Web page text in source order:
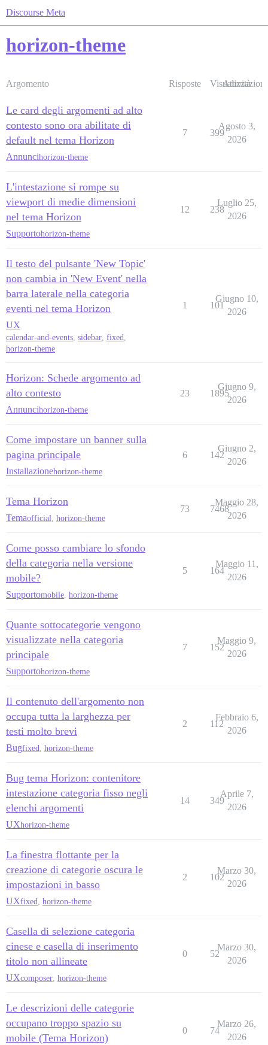
Discourse Meta
horizon-theme
Argomento Risposte Visualizzazioni
Attività
Le card degli argomenti ad alto
contesto sono ora abilitate di
default nel tema Horizon
Annuncihorizon-theme
7 399
Agosto 3,
2026
L'intestazione si rompe su
viewport di medie dimensioni
nel tema Horizon
Supportohorizon-theme
12 238
Luglio 25,
2026
Il testo del pulsante 'New Topic'
non cambia in 'New Event' nella
barra laterale nella categoria
eventi nel tema Horizon
UX
calendar-and-events, sidebar, fixed,
horizon-theme
1 101
Giugno 10,
2026
Horizon: Schede argomento ad
alto contesto
Annuncihorizon-theme
23 1895
Giugno 9,
2026
Come impostare un banner sulla
pagina principale
Installazionehorizon-theme
6 142
Giugno 2,
2026
Tema Horizon
Temaofficial horizon-theme
73 7468
Maggio 28,
2026
Come posso cambiare lo sfondo
della categoria nella versione
mobile?
Supportomobile horizon-theme
5 164
Maggio 11,
2026
Quante sottocategorie vengono
visualizzate nella categoria
principale
Supportohorizon-theme
7 152
Maggio 9,
2026
Il contenuto dell'argomento non
occupa tutta la larghezza per
testi molto brevi
Bugfixed horizon-theme
2 112
Febbraio 6,
2026
Bug tema Horizon: contenitore
intestazione categoria fisso negli
elenchi argomenti
UXhorizon-theme
14 349
Aprile 7,
2026
La finestra flottante per la
creazione di categorie oscura le
impostazioni in basso
UXfixed horizon-theme
2 102
Marzo 30,
2026
Casella di selezione categoria
cinese e casella di inserimento
titolo non allineate
UXcomposer horizon-theme
0 52
Marzo 30,
2026
Le descrizioni delle categorie
occupano troppo spazio su
mobile (Tema Horizon)
0 74
Marzo 26,
2026